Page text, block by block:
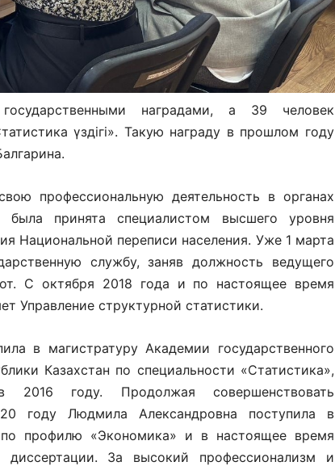
наградами, а 39 человек
үздігі». Такую награду в прошлом году
профессиональную деятельность в органах
принята специалистом высшего уровня
Национальной переписи населения. Уже 1 марта
службу, заняв должность ведущего
С октября 2018 года и по настоящее время
Управление структурной статистики.
в магистратуру Академии государственного
Казахстан по специальности «Статистика»,
году. Продолжая совершенствовать
году Людмила Александровна поступила в
профилю «Экономика» и в настоящее время
диссертации. За высокий профессионализм и